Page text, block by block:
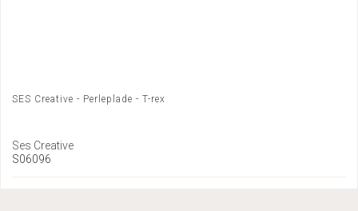
SES Creative - Perleplade - T-rex
Ses Creative
S06096